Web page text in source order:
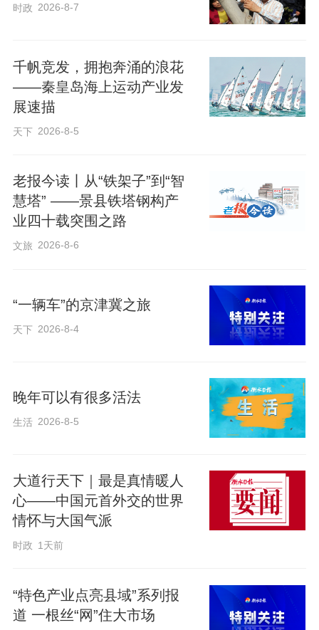
今年5月，栾钰堃第三次向珠峰进发，正式
挑战极具难度的“珠洛连攀”，并最终如愿完
成壮举。当他站在峰顶，自豪地向镜头介
羽绒，呼气阀、衣领边都结着厚厚的冰
晶。
首次登珠峰时，滑坠受伤、持续高烧就曾
让栾钰堃身陷险境。此次连攀之旅，危险
依旧接连发生。
“5月20日，行至珠峰海拔8700米冰岩混合
路段时，我的氧气面罩突发故障，同行向
导的备用面罩也已使用。”栾钰堃回忆，危
勉强吸氧自救，咬牙坚持到救援面罩送
达。5月22日转战洛子峰，最后百米路段他
又遭遇落石袭击，右手被划伤流血，羽绒
服也被划破。所幸他迅速跪地护住头脸，
栾钰堃说，一次次成功与危险擦身而过，
时政 2026-8-7
千帆竞发，拥抱奔涌的浪花
——秦皇岛海上运动产业发
展速描
天下 2026-8-5
老报今读丨从“铁架子”到“智
慧塔” ——景县铁塔钢构产
业四十载突围之路
文旅 2026-8-6
“一辆车”的京津冀之旅
天下 2026-8-4
晚年可以有很多活法
生活 2026-8-5
大道行天下｜最是真情暖人
心——中国元首外交的世界
情怀与大国气派
时政 1天前
“特色产业点亮县域”系列报
道 一根丝“网”住大市场